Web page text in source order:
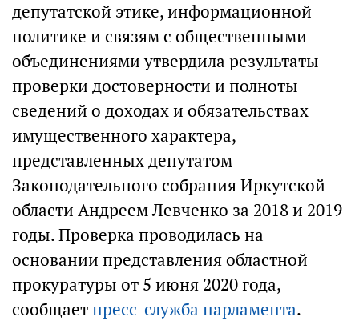
депутатской этике, информационной
политике и связям с общественными
объединениями утвердила результаты
проверки достоверности и полноты
сведений о доходах и обязательствах
имущественного характера,
представленных депутатом
Законодательного собрания Иркутской
области Андреем Левченко за 2018 и 2019
годы. Проверка проводилась на
основании представления областной
прокуратуры от 5 июня 2020 года,
сообщаетпресс-служба парламента.